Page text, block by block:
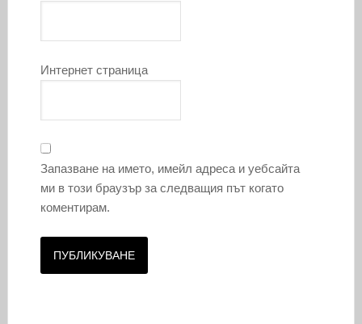
Интернет страница
Запазване на името, имейл адреса и уебсайта
ми в този браузър за следващия път когато
коментирам.